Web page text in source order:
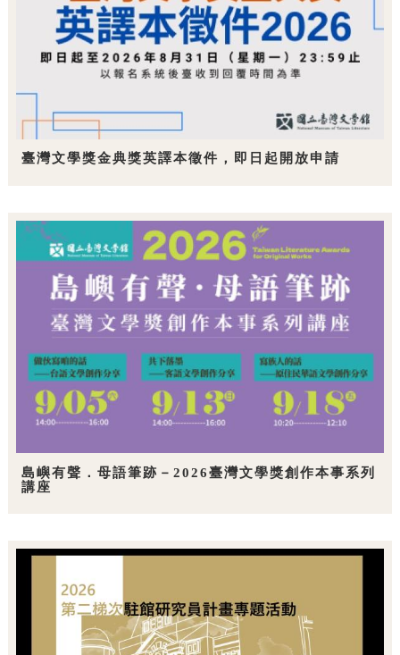
臺灣文學獎金典獎英譯本徵件，即日起開放申請
島嶼有聲．母語筆跡－2026臺灣文學獎創作本事系列
講座